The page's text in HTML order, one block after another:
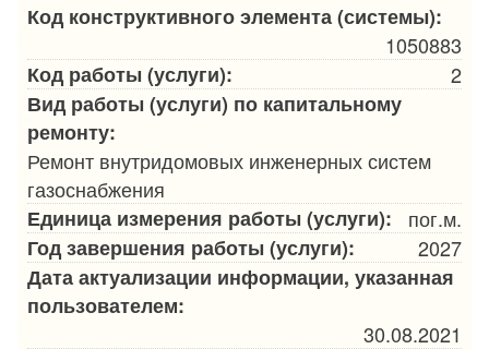
Код конструктивного элемента (системы):
1050883
Код работы (услуги):
2
Вид работы (услуги) по капитальному
ремонту:
Ремонт внутридомовых инженерных систем
газоснабжения
Единица измерения работы (услуги):
пог.м.
Год завершения работы (услуги):
2027
Дата актуализации информации, указанная
пользователем:
30.08.2021